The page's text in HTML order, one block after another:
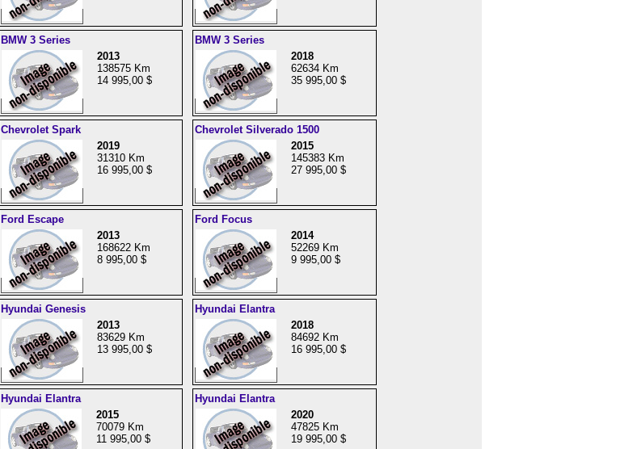
BMW 3 Series
2013
138575 Km
14 995,00 $
BMW 3 Series
2018
62634 Km
35 995,00 $
Chevrolet Spark
2019
31310 Km
16 995,00 $
Chevrolet Silverado 1500
2015
145383 Km
27 995,00 $
Ford Escape
2013
168622 Km
8 995,00 $
Ford Focus
2014
52269 Km
9 995,00 $
Hyundai Genesis
2013
83629 Km
13 995,00 $
Hyundai Elantra
2018
84692 Km
16 995,00 $
Hyundai Elantra
2015
70079 Km
11 995,00 $
Hyundai Elantra
2020
47825 Km
19 995,00 $